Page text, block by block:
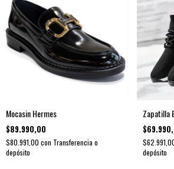
Mocasin Hermes
$89.990,00
$80.991,00 con Transferencia o
depósito
Zapatilla
depósito